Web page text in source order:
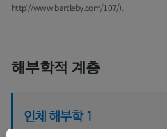
http://www.bartleby.com/107/).
해부학적 계층
인체 해부학 1